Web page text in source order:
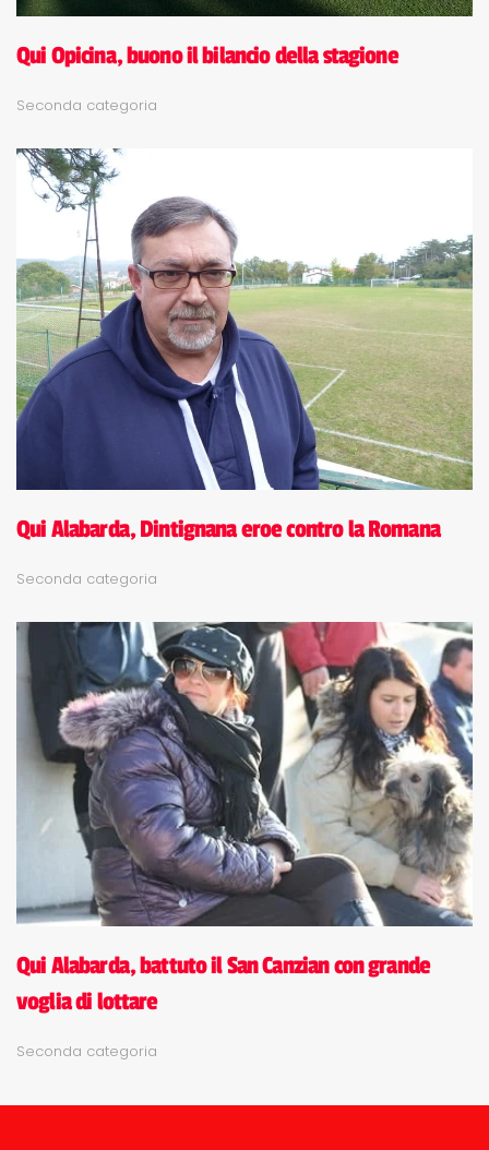
Qui Opicina, buono il bilancio della stagione
Seconda categoria
Qui Alabarda, Dintignana eroe contro la Romana
Seconda categoria
Qui Alabarda, battuto il San Canzian con grande
voglia di lottare
Seconda categoria